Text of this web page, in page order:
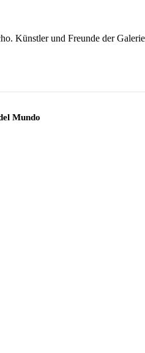
Künstler und Freunde der
Mundo